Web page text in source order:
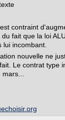
contraint
fait que la loi
lui incombant.
nouvelle ne
Le contrat type